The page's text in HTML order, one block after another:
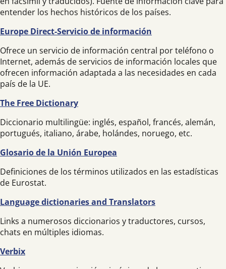
entender los hechos históricos de los países.
Europe Direct-Servicio de información
Ofrece un servicio de información central por teléfono o
Internet, además de servicios de información locales que
ofrecen información adaptada a las necesidades en cada
país de la UE.
The Free Dictionary
Diccionario multilingüe: inglés, español, francés, alemán,
portugués, italiano, árabe, holándes, noruego, etc.
Glosario de la Unión Europea
Definiciones de los términos utilizados en las estadísticas
de Eurostat.
Language dictionaries and Translators
Links a numerosos diccionarios y traductores, cursos,
chats en múltiples idiomas.
Verbix